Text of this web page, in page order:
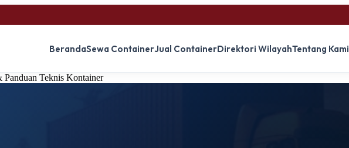
BerandaSewa ContainerJual ContainerDirektori WilayahTentang Kami
Panduan Teknis Kontainer